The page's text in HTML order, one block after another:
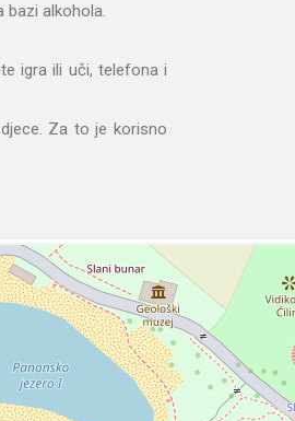
bazi alkohola.
igra ili uči, telefona i
Za to je korisno